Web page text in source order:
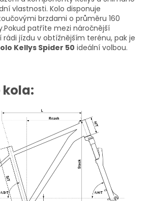
vlastnosti. Kolo disponuje
brzdami o průměru 160
patříte mezi náročnější
jízdu v obtížnějším terénu, pak je
Kellys Spider 50 ideální volbou.
kola: